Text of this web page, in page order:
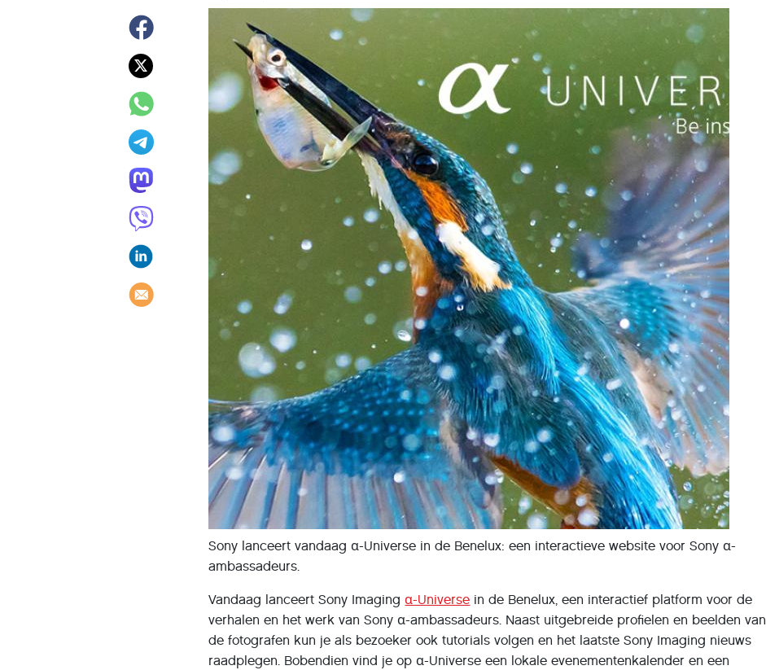
Sony lanceert vandaag α-Universe in de Benelux: een interactieve website voor Sony α-
ambassadeurs.
Vandaag lanceert Sony Imagingα-Universe in de Benelux, een interactief platform voor de
verhalen en het werk van Sony α-ambassadeurs. Naast uitgebreide profielen en beelden van
de fotografen kun je als bezoeker ook tutorials volgen en het laatste Sony Imaging nieuws
raadplegen. Bobendien vind je op α-Universe een lokale evenementenkalender en een